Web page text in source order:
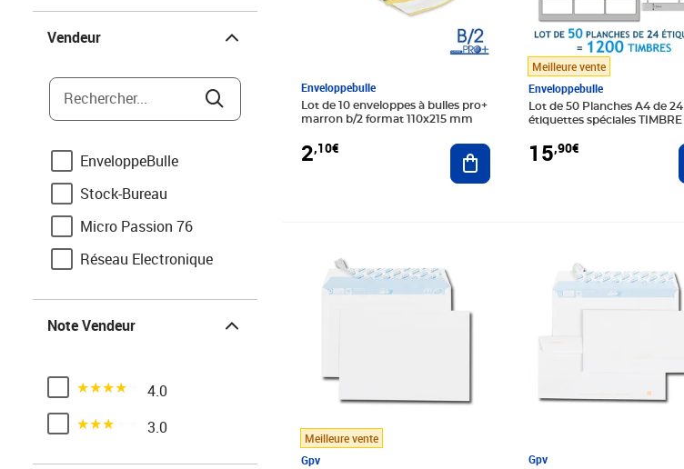
Vendeur
Rechercher...
EnveloppeBulle
Stock-Bureau
Micro Passion 76
Réseau Electronique
Note Vendeur
Noté 4 sur 54.0
Noté 3 sur 53.0
Enveloppebulle
Lot de 10 enveloppes à bulles pro+
marron b/2 format 110x215 mm
2,10€ Ajouter au panier
Meilleure vente
Enveloppebulle
Lot de 50 Planches A4 de 24
étiquettes spéciales TIMBRE - 6,35
15,90€
Meilleure vente
Gpv
Gpv